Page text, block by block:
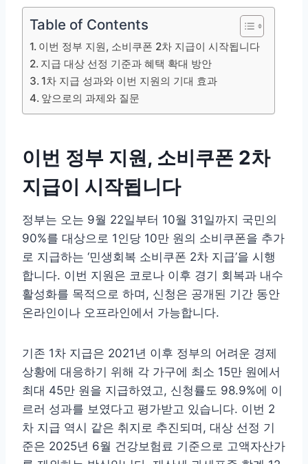
Table of Contents
이번 정부 지원, 소비쿠폰 2차 지급이 시작됩니다
지급 대상 선정 기준과 혜택 확대 방안
1차 지급 성과와 이번 지원의 기대 효과
앞으로의 과제와 질문
이번 정부 지원, 소비쿠폰 2차
지급이 시작됩니다
정부는 오는 9월 22일부터 10월 31일까지 국민의
90%를 대상으로 1인당 10만 원의 소비쿠폰을 추가
로 지급하는 ‘민생회복 소비쿠폰 2차 지급’을 시행
합니다. 이번 지원은 코로나 이후 경기 회복과 내수
활성화를 목적으로 하며, 신청은 공개된 기간 동안
온라인이나 오프라인에서 가능합니다.
기존 1차 지급은 2021년 이후 정부의 어려운 경제
상황에 대응하기 위해 각 가구에 최소 15만 원에서
최대 45만 원을 지급하였고, 신청률도 98.9%에 이
르러 성과를 보였다고 평가받고 있습니다. 이번 2
차 지급 역시 같은 취지로 추진되며, 대상 선정 기
준은 2025년 6월 건강보험료 기준으로 고액자산가